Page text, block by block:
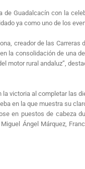
Guadalcacín con la
ya como uno de los
creador de las
la consolidación de una
motor rural andaluz”,
la victoria al completar las
en la que muestra su
en puestos de cabeza
Ángel Márquez,